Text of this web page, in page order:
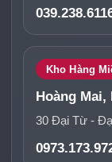
Kho Hàng
Hoàng Mai,
30 Đại Từ -